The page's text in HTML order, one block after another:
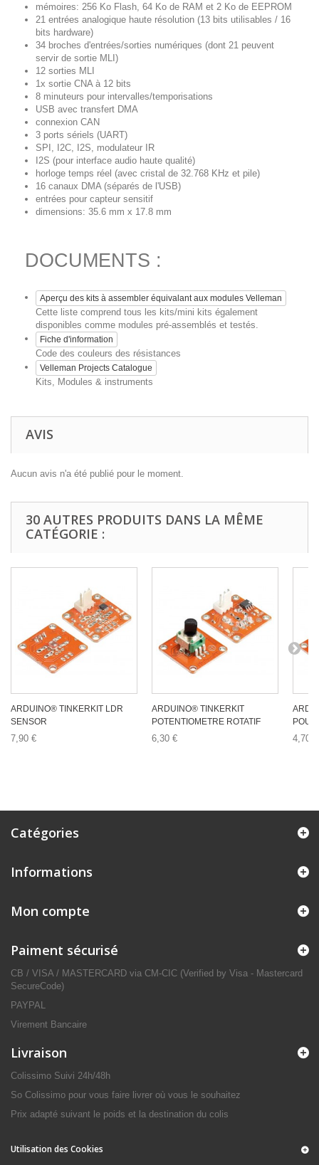
mémoires: 256 Ko Flash, 64 Ko de RAM et 2 Ko de EEPROM
21 entrées analogique haute résolution (13 bits utilisables / 16
bits hardware)
34 broches d'entrées/sorties numériques (dont 21 peuvent
servir de sortie MLI)
12 sorties MLI
1x sortie CNA à 12 bits
8 minuteurs pour intervalles/temporisations
USB avec transfert DMA
connexion CAN
3 ports sériels (UART)
SPI, I2C, I2S, modulateur IR
I2S (pour interface audio haute qualité)
horloge temps réel (avec cristal de 32.768 KHz et pile)
16 canaux DMA (séparés de l'USB)
entrées pour capteur sensitif
dimensions: 35.6 mm x 17.8 mm
DOCUMENTS :
Aperçu des kits à assembler équivalant aux modules Velleman
Cette liste comprend tous les kits/mini kits également
disponibles comme modules pré-assemblés et testés.
Fiche d'information
Code des couleurs des résistances
Velleman Projects Catalogue
Kits, Modules & instruments
AVIS
Aucun avis n'a été publié pour le moment.
30 AUTRES PRODUITS DANS LA MÊME
CATÉGORIE :
ARDUINO® TINKERKIT LDR
SENSOR
7,90 €
ARDUINO® TINKERKIT
POTENTIOMETRE ROTATIF
6,30 € 4,70 €
Catégories
Informations
Mon compte
Paiment sécurisé
CB / VISA / MASTERCARD via CM-CIC (Verified by Visa - Mastercard
SecureCode)
PAYPAL
Virement Bancaire
Livraison
Colissimo Suivi 24h/48h
So Colissimo pour vous faire livrer où vous le souhaitez
Prix adapté suivant le poids et la destination du colis
Utilisation des Cookies